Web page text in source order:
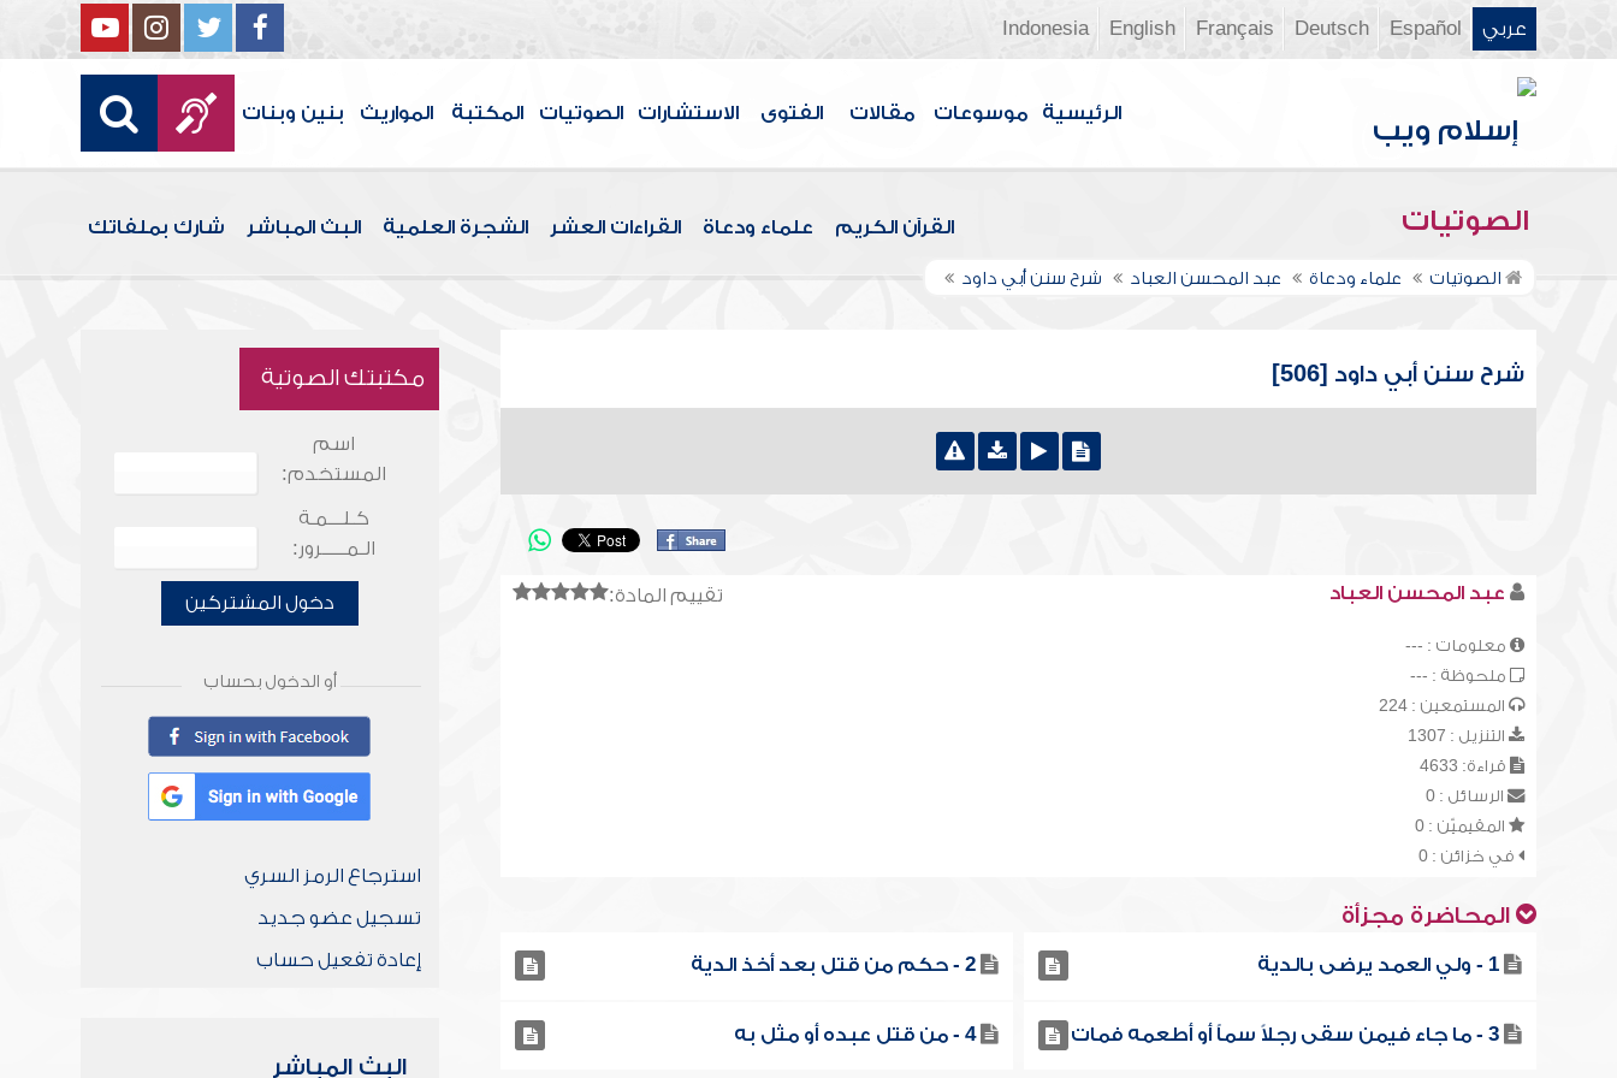
عربي Español
Deutsch
Français
English
Indonesia
الرئيسية موسوعات مقالات الفتوى الاستشارات الصوتيات المكتبة المواريث بنين وبنات
الصوتيات القرآن الكريم علماء ودعاة القراءات العشر الشجرة العلمية البث المباشر شارك بملفاتك
الصوتيات علماء ودعاة عبد المحسن العباد شرح سنن أبي داود
شرح سنن أبي داود [506]
تقييم المادة: عبد المحسن العباد
معلومات : ---
ملحوظة : ---
المستمعين : 224
التنزيل : 1307
قراءة: 4633
الرسائل : 0
المقيميّن : 0
في خزائن : 0
المحاضرة مجزأة
1 - ولي العمد يرضى بالدية 2 - حكم من قتل بعد أخذ الدية
3 - ما جاء فيمن سقى رجلاً سماً أو أطعمه فمات 4 - من قتل عبده أو مثل به
مكتبتك الصوتية
اسم
المستخدم:
كـلـــمـة
الـمـــــرور:
دخول المشتركين
أو الدخول بحساب
استرجاع الرمز السري
تسجيل عضو جديد
إعادة تفعيل حساب
البث المباشر